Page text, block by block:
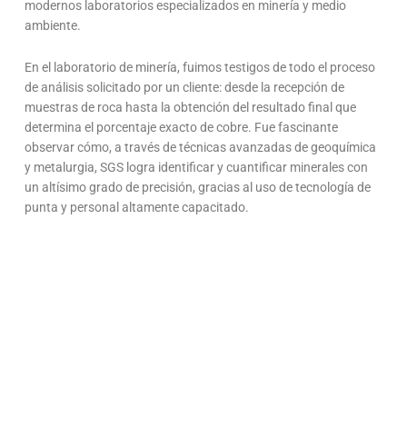
modernos laboratorios especializados en minería y medio
ambiente.
En el laboratorio de minería, fuimos testigos de todo el proceso
de análisis solicitado por un cliente: desde la recepción de
muestras de roca hasta la obtención del resultado final que
determina el porcentaje exacto de cobre. Fue fascinante
observar cómo, a través de técnicas avanzadas de geoquímica
y metalurgia, SGS logra identificar y cuantificar minerales con
un altísimo grado de precisión, gracias al uso de tecnología de
punta y personal altamente capacitado.